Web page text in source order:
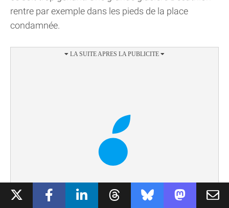
rentre par exemple dans les pieds de la place
condamnée.